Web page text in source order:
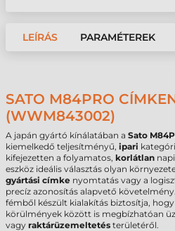
LEÍRÁS PARAMÉTEREK
SATO M84PRO
(WWM843002)
A japán gyártó kínálatában a Sato
kiemelkedő teljesítményű, ipari
kifejezetten a folyamatos, korlátlan
eszköz ideális választás olyan
gyártási címke nyomtatás vagy a
precíz azonosítás alapvető
fémből készült kialakítás biztosítja,
körülmények között is megbízhatóan
vagy raktárüzemeltetés területéről.